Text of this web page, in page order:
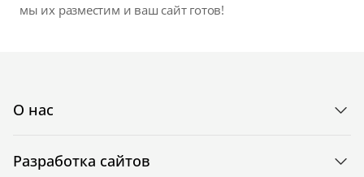
мы их разместим и ваш сайт готов!
О нас
Разработка сайтов